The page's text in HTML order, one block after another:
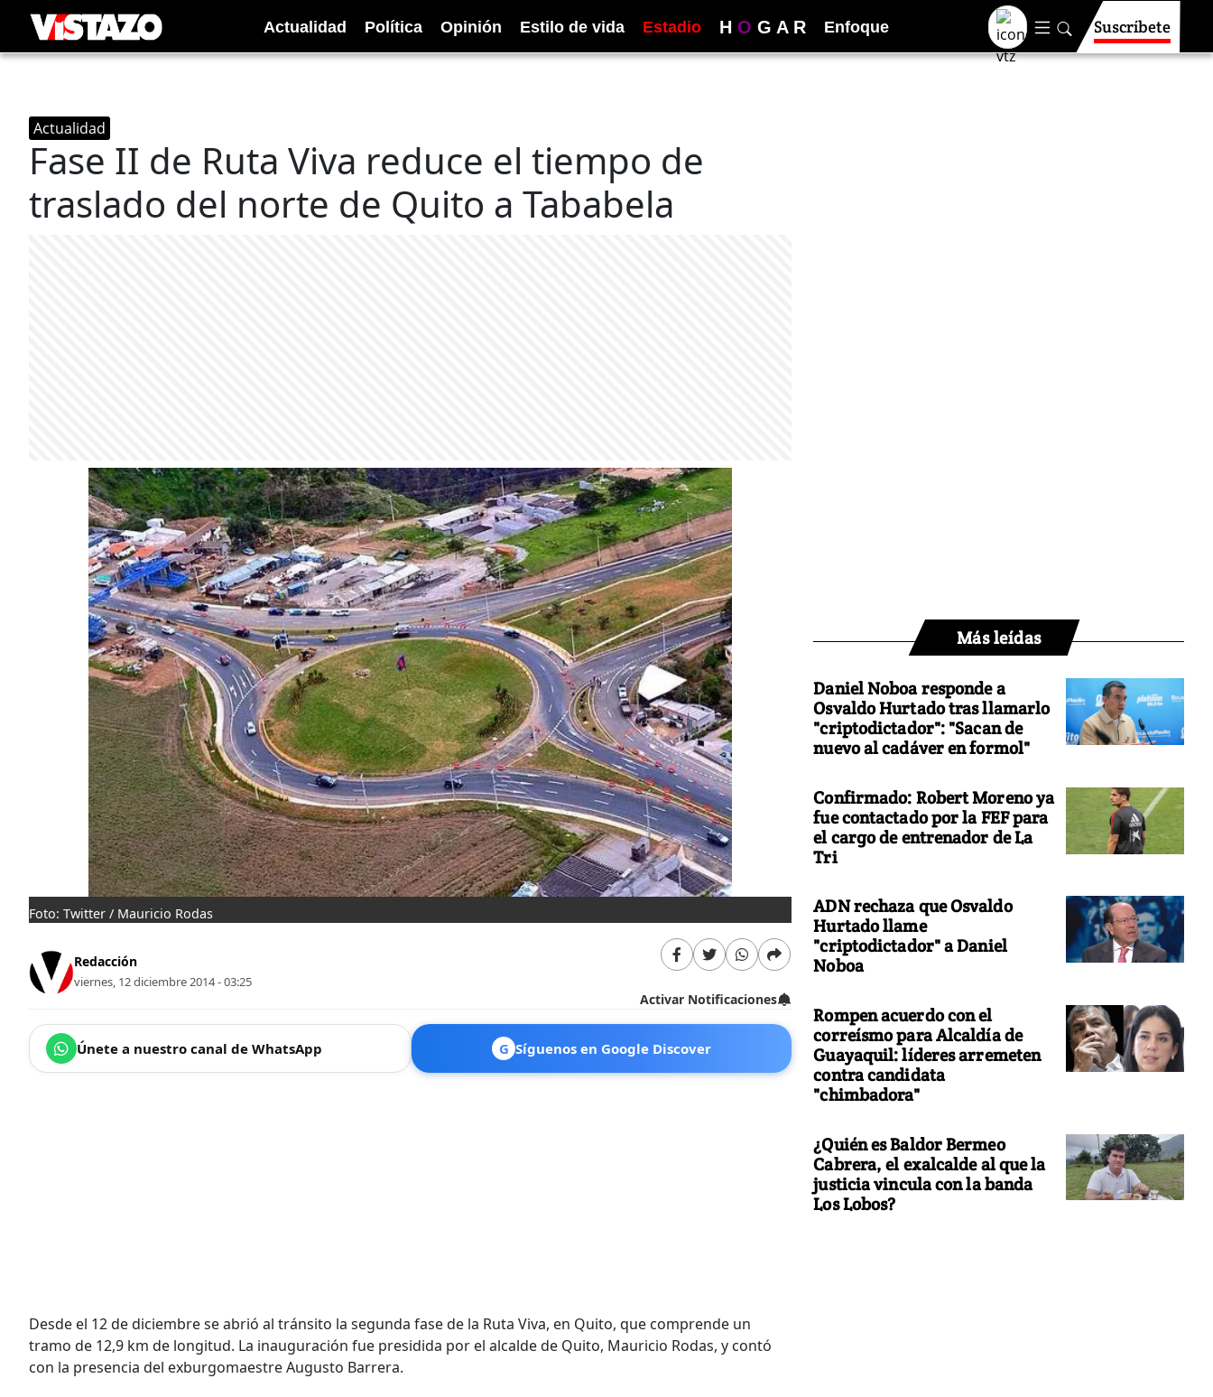
Actualidad Política Opinión Estilo de vida Estadio H O G A R Enfoque Suscríbete
Actualidad
Fase II de Ruta Viva reduce el tiempo de
traslado del norte de Quito a Tababela
Foto: Twitter / Mauricio Rodas
Redacción
viernes, 12 diciembre 2014 - 03:25
Activar Notificaciones
Únete a nuestro canal de WhatsApp G Síguenos en Google Discover
Desde el 12 de diciembre se abrió al tránsito la segunda fase de la Ruta Viva, en Quito, que comprende un
tramo de 12,9 km de longitud. La inauguración fue presidida por el alcalde de Quito, Mauricio Rodas, y contó
con la presencia del exburgomaestre Augusto Barrera.
Más leídas
Daniel Noboa responde a
Osvaldo Hurtado tras llamarlo
"criptodictador": "Sacan de
nuevo al cadáver en formol"
Confirmado: Robert Moreno ya
fue contactado por la FEF para
el cargo de entrenador de La
Tri
ADN rechaza que Osvaldo
Hurtado llame
"criptodictador" a Daniel
Noboa
Rompen acuerdo con el
correísmo para Alcaldía de
Guayaquil: líderes arremeten
contra candidata
"chimbadora"
¿Quién es Baldor Bermeo
Cabrera, el exalcalde al que la
justicia vincula con la banda
Los Lobos?